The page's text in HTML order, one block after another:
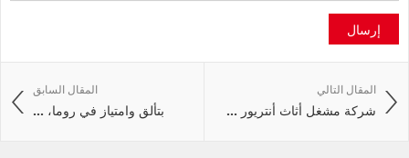
إرسال
المقال السابق
بتألق وامتياز في روما، ...
المقال التالي
شركة مشغل أثاث أنتريور ...